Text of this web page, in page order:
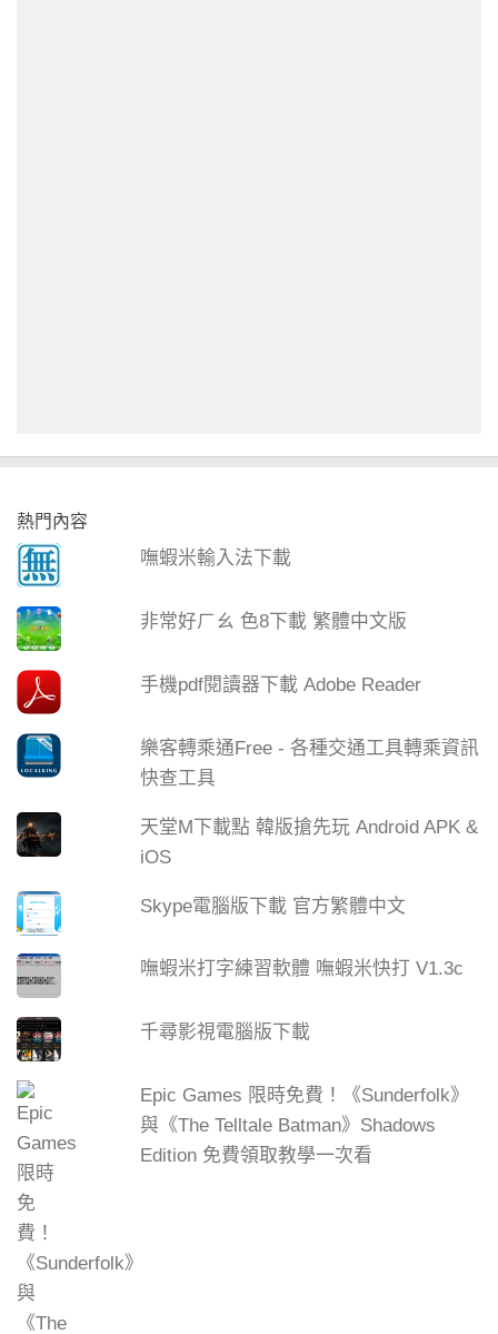
熱門內容
嘸蝦米輸入法下載
非常好ㄏㄠ 色8下載 繁體中文版
手機pdf閱讀器下載 Adobe Reader
樂客轉乘通Free - 各種交通工具轉乘資訊
快查工具
天堂M下載點 韓版搶先玩 Android APK &
iOS
Skype電腦版下載 官方繁體中文
嘸蝦米打字練習軟體 嘸蝦米快打 V1.3c
千尋影視電腦版下載
Epic Games 限時免費！《Sunderfolk》
與《The Telltale Batman》Shadows
Edition 免費領取教學一次看